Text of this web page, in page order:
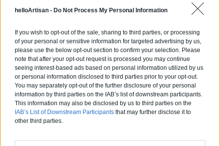
helloArtisan - Do Not Process My Personal Information
If you wish to opt-out of the sale, sharing to third parties, or processing
of your personal or sensitive information for targeted advertising by us,
please use the below opt-out section to confirm your selection. Please
note that after your opt-out request is processed you may continue
seeing interest-based ads based on personal information utilized by us
or personal information disclosed to third parties prior to your opt-out.
You may separately opt-out of the further disclosure of your personal
information by third parties on the IAB’s list of downstream participants.
This information may also be disclosed by us to third parties on the
IAB’s List of Downstream Participants that may further disclose it to
other third parties.